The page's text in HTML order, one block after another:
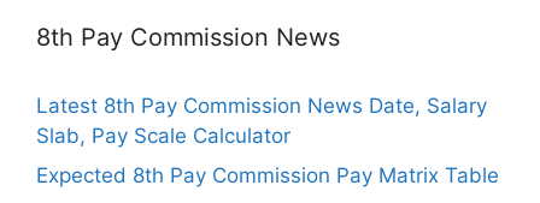
8th Pay Commission News
Latest 8th Pay Commission News Date, Salary
Slab, Pay Scale Calculator
Expected 8th Pay Commission Pay Matrix Table